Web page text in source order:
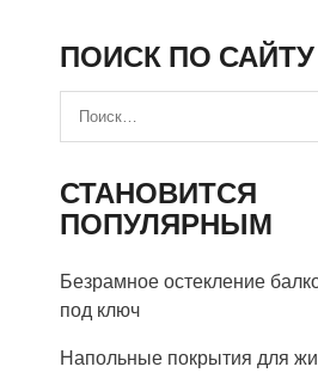
ПОИСК ПО САЙТУ
СТАНОВИТСЯ
ПОПУЛЯРНЫМ
Безрамное остекление
под ключ
Напольные покрытия для